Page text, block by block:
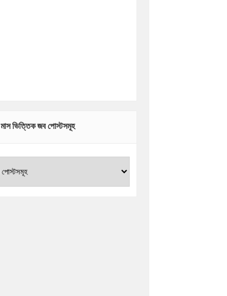
মাস ভিত্তিক জব পোস্টসমূহ